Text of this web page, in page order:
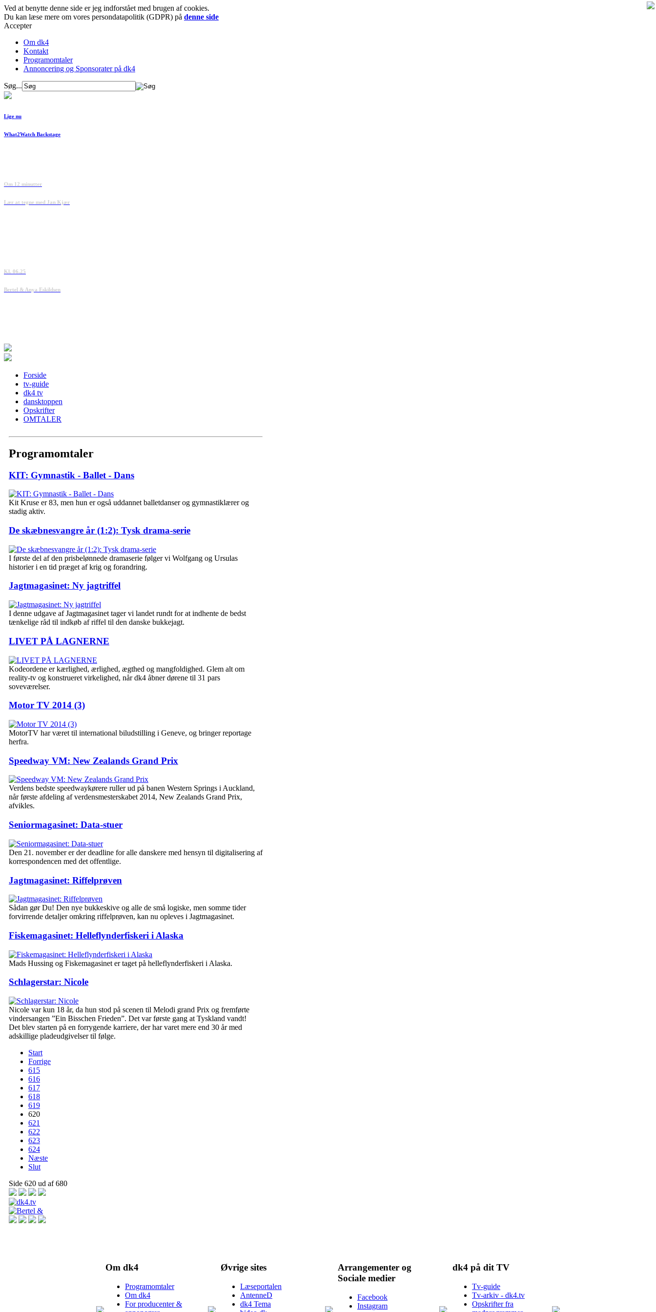
Ved at benytte denne side er jeg indforstået med brugen af cookies.
Du kan læse mere om vores persondatapolitik (GDPR) på denne side
Accepter
Om dk4
Kontakt
Programomtaler
Annoncering og Sponsorater på dk4
Søg...
Lige nu
What2Watch Backstage
Om 12 minutter
Lær at tegne med Jan Kjær
Kl. 06.25
Bertel & Anya Eskildsen
Forside
tv-guide
dk4 tv
dansktoppen
Opskrifter
OMTALER
Programomtaler
KIT: Gymnastik - Ballet - Dans
Kit Kruse er 83, men hun er også uddannet balletdanser og gymnastiklærer og
stadig aktiv.
De skæbnesvangre år (1:2): Tysk drama-serie
I første del af den prisbelønnede dramaserie følger vi Wolfgang og Ursulas
historier i en tid præget af krig og forandring.
Jagtmagasinet: Ny jagtriffel
I denne udgave af Jagtmagasinet tager vi landet rundt for at indhente de bedst
tænkelige råd til indkøb af riffel til den danske bukkejagt.
LIVET PÅ LAGNERNE
Kodeordene er kærlighed, ærlighed, ægthed og mangfoldighed. Glem alt om
reality-tv og konstrueret virkelighed, når dk4 åbner dørene til 31 pars
soveværelser.
Motor TV 2014 (3)
MotorTV har været til international biludstilling i Geneve, og bringer reportage
herfra.
Speedway VM: New Zealands Grand Prix
Verdens bedste speedwaykørere ruller ud på banen Western Springs i Auckland,
når første afdeling af verdensmesterskabet 2014, New Zealands Grand Prix,
afvikles.
Seniormagasinet: Data-stuer
Den 21. november er der deadline for alle danskere med hensyn til digitalisering af
korrespondencen med det offentlige.
Jagtmagasinet: Riffelprøven
Sådan gør Du! Den nye bukkeskive og alle de små logiske, men somme tider
forvirrende detaljer omkring riffelprøven, kan nu opleves i Jagtmagasinet.
Fiskemagasinet: Helleflynderfiskeri i Alaska
Mads Hussing og Fiskemagasinet er taget på helleflynderfiskeri i Alaska.
Schlagerstar: Nicole
Nicole var kun 18 år, da hun stod på scenen til Melodi grand Prix og fremførte
vindersangen ”Ein Bisschen Frieden”. Det var første gang at Tyskland vandt!
Det blev starten på en forrygende karriere, der har varet mere end 30 år med
adskillige pladeudgivelser til følge.
Start
Forrige
615
616
617
618
619
620
621
622
623
624
Næste
Slut
Side 620 ud af 680
Om dk4
Programomtaler
Om dk4
For producenter &
Øvrige sites
Læseportalen
AntenneD
dk4 Tema
Arrangementer og
Sociale medier
Facebook
Instagram
dk4 på dit TV
Tv-guide
Tv-arkiv - dk4.tv
Opskrifter fra